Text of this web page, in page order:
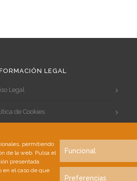
permitiendo
de la web. Pulsa el
presentada.
en el caso de que
Funcional
Preferencias
LEGAL
Legal
de Cookies